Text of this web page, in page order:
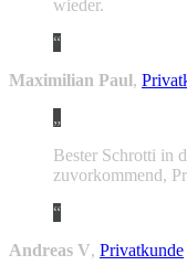
wieder.
Maximilian Paul,
Bester Schrotti in
zuvorkommend,
Andreas V, Privatkunde